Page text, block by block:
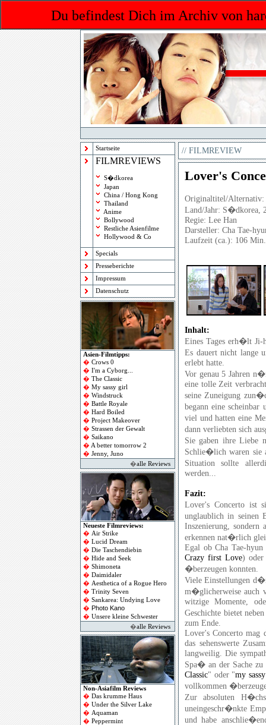
Du befindest Dich im Archiv von
Startseite
FILMREVIEWS
S�dkorea
Japan
China / Hong Kong
Thailand
Anime
Bollywood
Restliche Asienfilme
Hollywood & Co
Specials
Presseberichte
Impressum
Datenschutz
Asien-Filmtipps:
� Crows 0
� I'm a Cyborg
� The Classic
� My sassy girl
� Windstruck
� Battle Royale
� Hard Boiled
� Project Makeover
� Strassen der Gewalt
� Saikano
� A better tomorrow 2
� Jenny, Juno
�alle Reviews
Neueste Filmreviews:
� Air Strike
� Lucid Dream
� Die Taschendiebin
� Hide and Seek
� Shimoneta
� Daimidaler
� Aesthetica of a Rogue Hero
� Trinity Seven
� Sankarea: Undying Love
� Photo Kano
� Unsere kleine Schwester
�alle Reviews
Non-Asiafilm Reviews
� Das krumme Haus
� Under the Silver Lake
� Aquaman
� Peppermint
// FILMREVIEW
Lover's
Originaltitel/Alternativ:
Land/Jahr: S�dkorea,
Regie: Lee Han
Darsteller: Cha Tae-
Laufzeit (ca.): 106 Min.
Inhalt:
Eines Tages erh�lt Ji-
Es dauert nicht lange
erlebt hatte.
Vor genau 5 Jahren
eine tolle Zeit
seine Zuneigung
begann eine scheinbar
viel und hatten eine
dann verliebten sich
Sie gaben ihre Liebe
Schlie�lich waren sie
Situation sollte
werden...
Fazit:
Lover's Concerto ist
unglaublich in
Inszenierung, sondern
erkennen nat�rlich
Egal ob Cha Tae-hyun
Crazy first Love) oder
�berzeugen konnten.
Viele Einstellungen
m�glicherweise auch
witzige Momente,
Geschichte bietet
zum Ende.
Lover's Concerto mag
das sehenswerte
langweilig. Die
Spa� an der Sache
Classic" oder "my
vollkommen
Zur absoluten
uneingeschr�nkte
und habe